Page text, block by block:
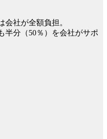
会社が全額負担。
半分（50％）を会社がサポ